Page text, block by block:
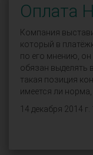
Оплата
Компания
который в
по его мнению,
обязан выделять
такая позиция
имеется ли
14 декабря 2014 г.